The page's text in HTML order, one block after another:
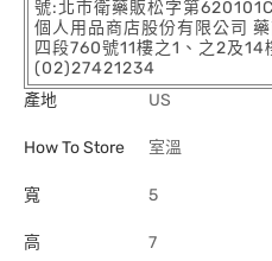
號:北市衛藥販松字第
個人用品商店股份有限公司
四段760號11樓之1、之2及14
(02)27421234
產地
US
How To Store 室溫
寬 5
高 7